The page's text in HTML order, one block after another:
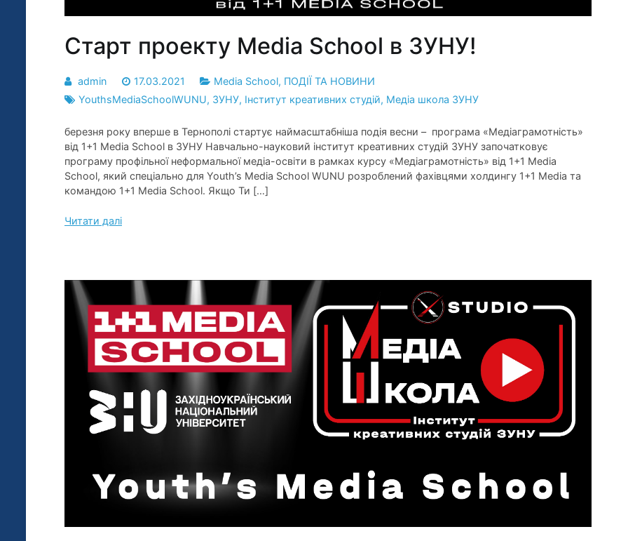
Старт проекту Media School в ЗУНУ!
admin 17.03.2021 Media School, ПОДІЇ ТА НОВИНИ
YouthsMediaSchoolWUNU, ЗУНУ, Інститут креативних студій, Медіа школа ЗУНУ
березня року вперше в Тернополі стартує наймасштабніша подія весни – програма «Медіаграмотність»
від 1+1 Media School в ЗУНУ Навчально-науковий інститут креативних студій ЗУНУ започатковує
програму профільної неформальної медіа-освіти в рамках курсу «Медіаграмотність» від 1+1 Media
School, який спеціально для Youth’s Media School WUNU розроблений фахівцями холдингу 1+1 Media та
командою 1+1 Media School. Якщо Ти […]
Читати далі